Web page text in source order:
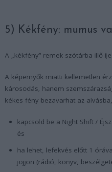
5) Kékfény: mumus
A „kékfény” remek szótárba illő
A képernyők miatti kellemetlen
károsodás, hanem
kékes fény bezavarhat az
kapcsold be a Night Shift /
és
ha lehet, lefekvés előtt 1
jöjjön (rádió, könyv,